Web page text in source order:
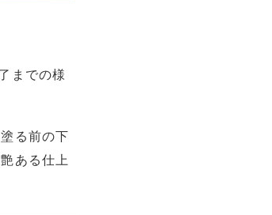
までの様
る前の下
ある仕上